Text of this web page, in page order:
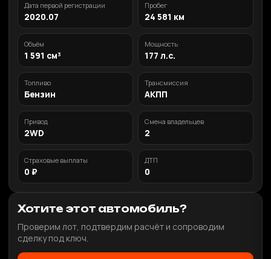
Дата первой регистрации
2020.07
Пробег
24 581 км
Объём
1 591 см³
Мощность
177 л.с.
Топливо
Бензин
Трансмиссия
АКПП
Привод
2WD
Смена владельцев
2
Страховые выплаты
0 ₽
ДТП
0
Хотите этот автомобиль?
Проверим лот, подтвердим расчёт и сопроводим
сделку под ключ.